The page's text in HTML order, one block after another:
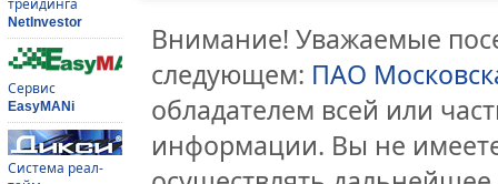
NetInvestor
Сервис
EasyMANi
Система реал-
Внимание! Уважаемые
следующем: ПАО
обладателем всей или
информации. Вы не